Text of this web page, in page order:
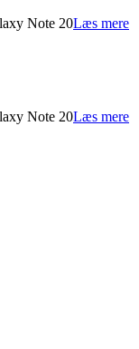
Note 20Læs mere
Note 20Læs mere